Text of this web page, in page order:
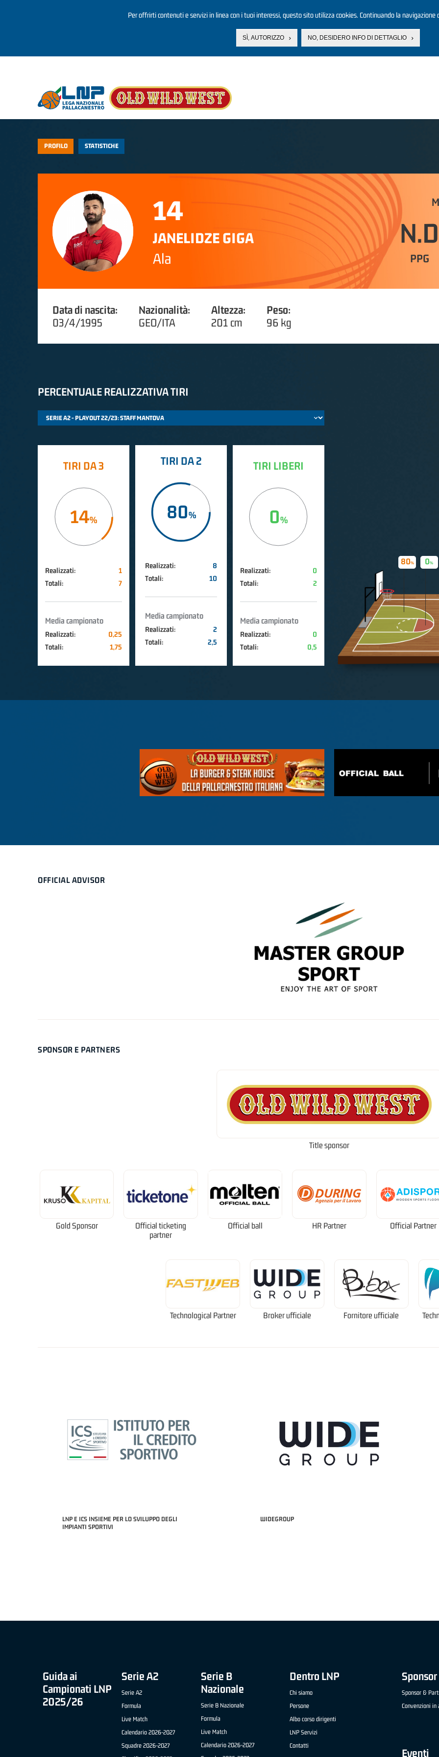
Per offrirti contenuti e servizi in linea con i tuoi interessi, questo sito utilizza cookies. Continuando la navigazione
SÌ, AUTORIZZO NO, DESIDERO INFO DI DETTAGLIO
PROFILO STATISTICHE
14
JANELIDZE GIGA
Ala
N.D
PPG
Data di nascita:
03/4/1995
Nazionalità:
GEO/ITA
Altezza:
201 cm
Peso:
96 kg
PERCENTUALE REALIZZATIVA TIRI
TIRI DA 3
14
Realizzati:
1
Totali:
7
Media campionato
Realizzati:
0,25
Totali:
1,75
TIRI DA 2
80
Realizzati:
8
Totali:
10
Media campionato
Realizzati:
2
Totali:
2,5
TIRI LIBERI
0
Realizzati:
0
Totali:
2
Media campionato
Realizzati:
0
Totali:
0,5
0
80
OFFICIAL ADVISOR
SPONSOR E PARTNERS
Title sponsor
Gold Sponsor
Official ticketing
partner
Official ball HR Partner Official Partner
Technological Partner Broker ufficiale Fornitore ufficiale
LNP E ICS INSIEME PER LO SVILUPPO DEGLI
IMPIANTI SPORTIVI
WIDEGROUP
Guida ai
Campionati LNP
2025/26
Serie A2
Serie A2
Formula
Live Match
Calendario 2026-2027
Squadre 2026-2027
Serie B
Nazionale
Serie B Nazionale
Formula
Live Match
Calendario 2026-2027
Dentro LNP
Chi siamo
Persone
Albo corso dirigenti
LNP Servizi
Contatti
Sponsor &
Convenzioni in
Eventi